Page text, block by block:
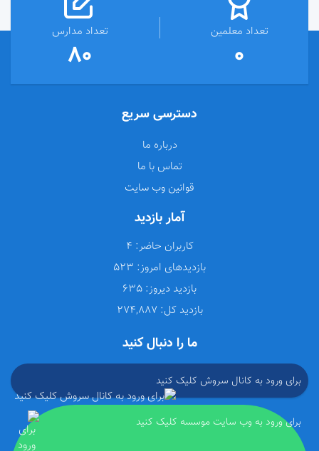
تعداد معلمین
0
تعداد مدارس
80
دسترسی سریع
درباره ما
تماس با ما
قوانین وب سایت
آمار بازدید
کاربران حاضر:
بازدیدهای امروز:
بازدید دیروز:
بازدید کل: 274,887
ما را دنبال کنید
برای ورود به کانال سروش کلیک کنید
برای ورود به وب سایت موسسه کلیک کنید